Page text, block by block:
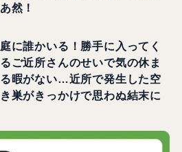
あ然！
庭に誰かいる！勝手に入ってく
るご近所さんのせいで気の休ま
る暇がない…近所で発生した空
き巣がきっかけで思わぬ結末に